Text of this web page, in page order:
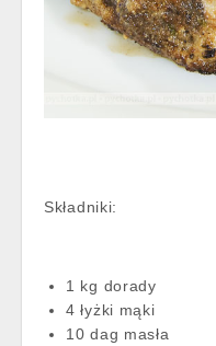
Składniki:
1 kg dorady
4 łyżki mąki
10 dag masła